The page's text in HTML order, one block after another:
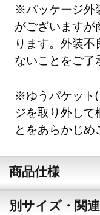
※パッケージ外
がございますが
ります。外装
ないことをご了
※ゆうパケット
ジを取り外して
とをあらかじめ
商品仕様
別サイズ・関